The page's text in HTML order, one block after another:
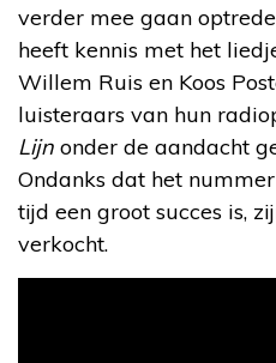
verder mee gaan
heeft kennis met het
Willem Ruis en Koos
luisteraars van hun
Lijn onder de aandacht
Ondanks dat het
tijd een groot succes is,
verkocht.